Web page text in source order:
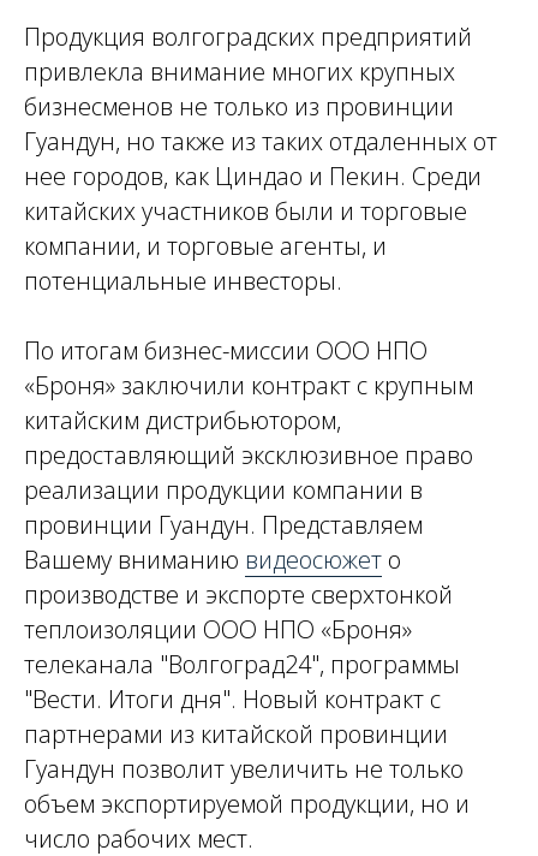
Продукция волгоградских предприятий
привлекла внимание многих крупных
бизнесменов не только из провинции
Гуандун, но также из таких отдаленных от
нее городов, как Циндао и Пекин. Среди
китайских участников были и торговые
компании, и торговые агенты, и
потенциальные инвесторы.
По итогам бизнес-миссии ООО НПО
«Броня» заключили контракт с крупным
китайским дистрибьютором,
предоставляющий эксклюзивное право
реализации продукции компании в
провинции Гуандун. Представляем
Вашему вниманию видеосюжет о
производстве и экспорте сверхтонкой
теплоизоляции ООО НПО «Броня»
телеканала "Волгоград24", программы
"Вести. Итоги дня". Новый контракт с
партнерами из китайской провинции
Гуандун позволит увеличить не только
объем экспортируемой продукции, но и
число рабочих мест.